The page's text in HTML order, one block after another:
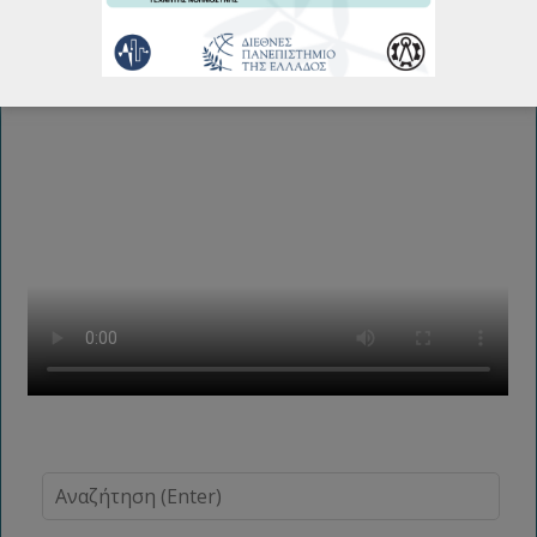
Εργασιών Φεβρουάριου 2026
19/02/2026
Περισσότερα...